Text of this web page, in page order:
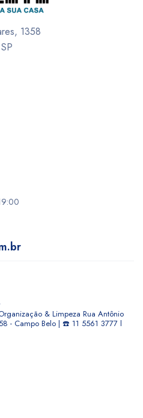
1358
& Limpeza Rua Antônio
- Campo Belo | ☎️ 11 5561 3777 l